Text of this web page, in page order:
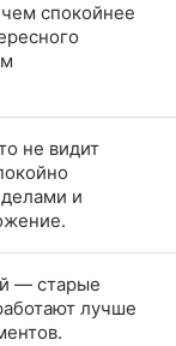
спокойнее
не видит
и
— старые
лучше